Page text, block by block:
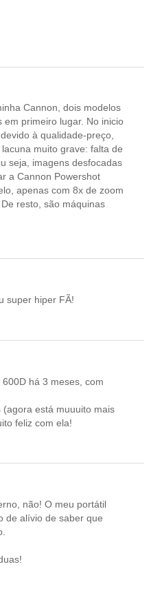
Cannon, dois modelos
primeiro lugar. No inicio
à qualidade-preço,
muito grave: falta de
seja, imagens desfocadas
a Cannon Powershot
apenas com 8x de zoom
resto, são máquinas
super hiper FÃ!
há 3 meses, com
está muuuito mais
feliz com ela!
não! O meu portátil
de alívio de saber que